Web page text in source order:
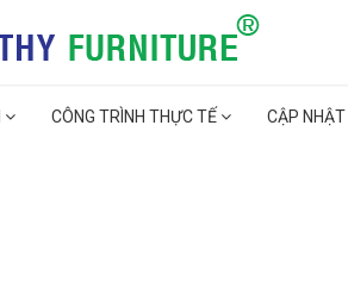
CÔNG TRÌNH THỰC TẾ CẬP NHẬT